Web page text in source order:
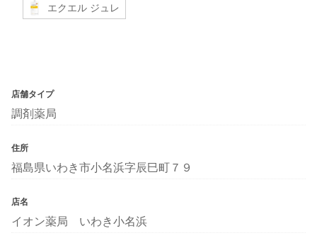
エクエル ジュレ
店舗タイプ
調剤薬局
住所
福島県いわき市小名浜字辰巳町７９
店名
イオン薬局 いわき小名浜